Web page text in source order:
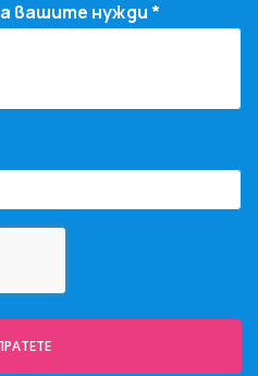
вашите нужди *